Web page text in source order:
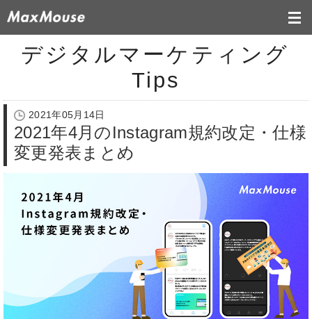
デジタルマーケティング
Tips
2021年05月14日
2021年4月のInstagram規約改定・仕様
変更発表まとめ